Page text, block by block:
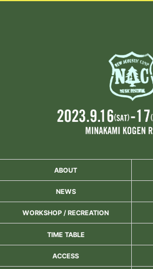
ABOUT
NEWS
WORKSHOP / RECREATION
TIME TABLE
ACCESS